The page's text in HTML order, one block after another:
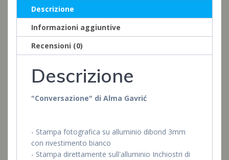
Descrizione
Informazioni aggiuntive
Recensioni (0)
Descrizione
"Conversazione" di Alma Gavrić
- Stampa fotografica su alluminio dibond 3mm
con rivestimento bianco
- Stampa direttamente sull'alluminio Inchiostri di